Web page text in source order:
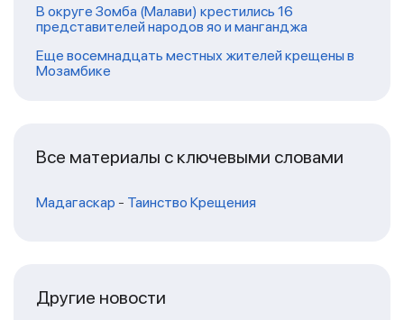
В округе Зомба (Малави) крестились 16
представителей народов яо и манганджа
Еще восемнадцать местных жителей крещены в
Мозамбике
Все материалы с ключевыми словами
Мадагаскар - Таинство Крещения
Другие новости